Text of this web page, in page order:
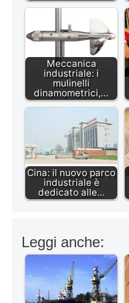
Meccanica
industriale: i
mulinelli
dinamometrici,…
Cina: il nuovo parco
industriale è
dedicato alle…
Leggi anche: